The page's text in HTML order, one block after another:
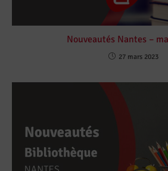
Nouveautés Nantes –
27 mars 2023